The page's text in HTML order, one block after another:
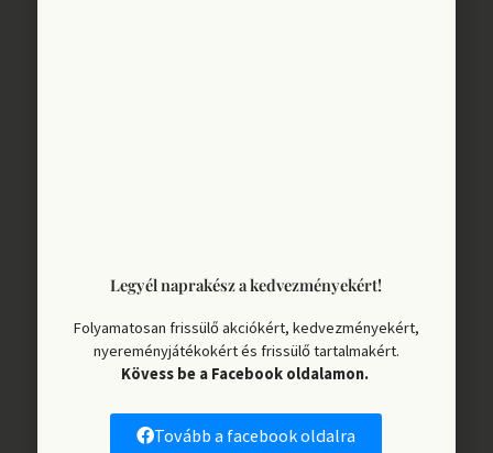
Legyél naprakész a kedvezményekért!
Folyamatosan frissülő akciókért, kedvezményekért,
nyereményjátékokért és frissülő tartalmakért.
Kövess be a Facebook oldalamon.
Tovább a facebook oldalra